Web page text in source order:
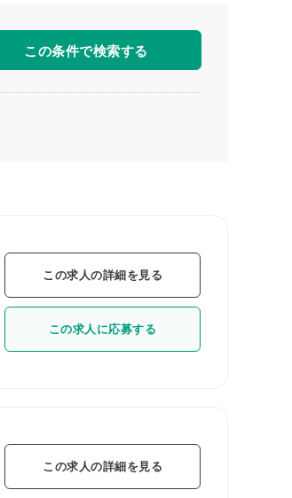
この条件で検索する
この求人の詳細を見る
この求人に応募する
この求人の詳細を見る